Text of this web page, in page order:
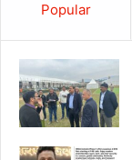
Popular